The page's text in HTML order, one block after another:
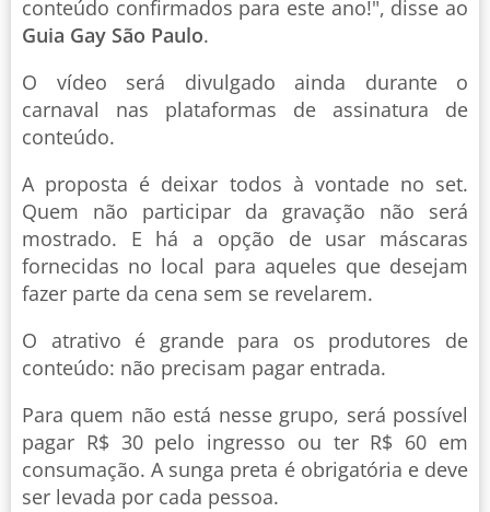
conteúdo confirmados para este ano!", disse ao
Guia Gay São Paulo.
O vídeo será divulgado ainda durante o
carnaval nas plataformas de assinatura de
conteúdo.
A proposta é deixar todos à vontade no set.
Quem não participar da gravação não será
mostrado. E há a opção de usar máscaras
fornecidas no local para aqueles que desejam
fazer parte da cena sem se revelarem.
O atrativo é grande para os produtores de
conteúdo: não precisam pagar entrada.
Para quem não está nesse grupo, será possível
pagar R$ 30 pelo ingresso ou ter R$ 60 em
consumação. A sunga preta é obrigatória e deve
ser levada por cada pessoa.